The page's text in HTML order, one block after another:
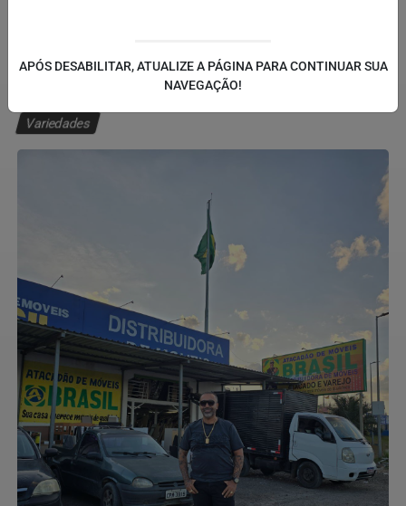
Variedades
APÓS DESABILITAR, ATUALIZE A PÁGINA PARA CONTINUAR SUA
NAVEGAÇÃO!